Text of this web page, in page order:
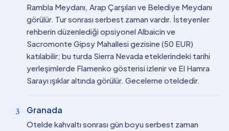
Rambla Meydanı, Arap Çarşıları ve Belediye Meydanı
görülür. Tur sonrası serbest zaman vardır. İsteyenler
rehberin düzenlediği opsiyonel Albaicin ve
Sacromonte Gipsy Mahallesi gezisine (50 EUR)
katılabilir; bu turda Sierra Nevada eteklerindeki tarihi
yerleşimlerde Flamenko gösterisi izlenir ve El Hamra
Sarayı ışıklar altında görülür. Geceleme oteldedir.
3 Granada
Otelde kahvaltı sonrası gün boyu serbest zaman